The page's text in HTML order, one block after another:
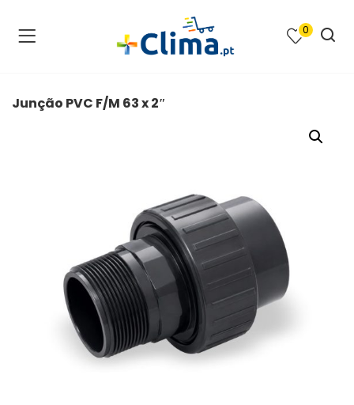
e Climatização )
0
Junção PVC F/M 63 x 2″